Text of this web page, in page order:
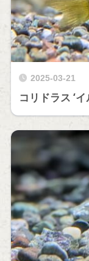
2025-03-21
コリドラス ‘